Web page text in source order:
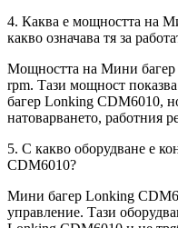
4. Каква е мощността на
какво означава тя за
Мощността на Мини
rpm. Тази мощност
багер Lonking CDM6010,
натоварването, работния
5. С какво оборудване е
CDM6010?
Мини багер Lonking
управление. Тази